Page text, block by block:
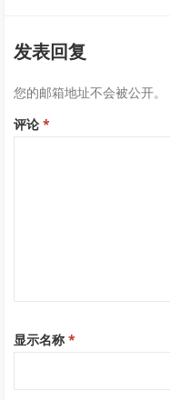
发表回复
您的邮箱地址不会被公开。
评论*
显示名称*